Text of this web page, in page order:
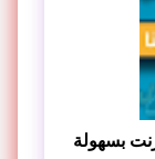
بسهولة